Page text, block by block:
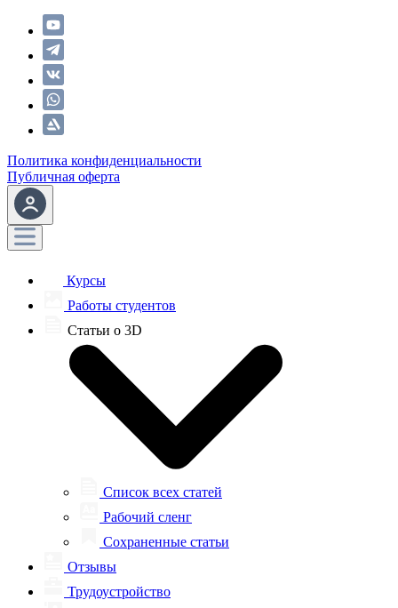
Политика конфиденциальности
Публичная оферта
Курсы
Работы студентов
Статьи о 3D
Список всех статей
Рабочий сленг
Сохраненные статьи
Отзывы
Трудоустройство